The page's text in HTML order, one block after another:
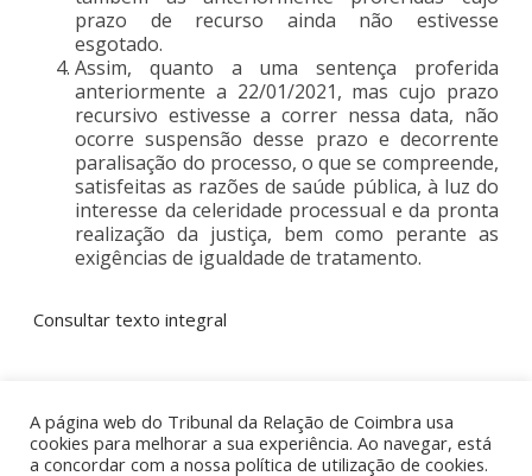
prazo de recurso ainda não estivesse
esgotado.
Assim, quanto a uma sentença proferida
anteriormente a 22/01/2021, mas cujo prazo
recursivo estivesse a correr nessa data, não
ocorre suspensão desse prazo e decorrente
paralisação do processo, o que se compreende,
satisfeitas as razões de saúde pública, à luz do
interesse da celeridade processual e da pronta
realização da justiça, bem como perante as
exigências de igualdade de tratamento.
Consultar texto integral
A página web do Tribunal da Relação de Coimbra usa
cookies para melhorar a sua experiência. Ao navegar, está
a concordar com a nossa política de utilização de cookies.